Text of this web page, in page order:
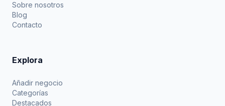
Sobre nosotros
Blog
Contacto
Explora
Añadir negocio
Categorías
Destacados